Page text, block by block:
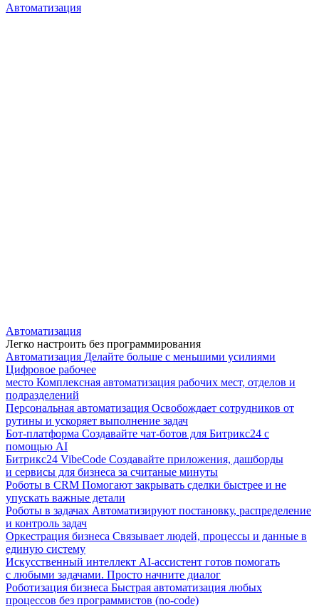
Автоматизация
Автоматизация
Легко настроить без программирования
Автоматизация Делайте больше с меньшими усилиями
Цифровое рабочее
место Комплексная автоматизация рабочих мест, отделов и
подразделений
Персональная автоматизация Освобождает сотрудников от
рутины и ускоряет выполнение задач
Бот-платформа Создавайте чат-ботов для Битрикс24 с
помощью AI
Битрикс24 VibeCode Создавайте приложения, дашборды
и сервисы для бизнеса за считаные минуты
Роботы в CRM Помогают закрывать сделки быстрее и не
упускать важные детали
Роботы в задачах Автоматизируют постановку, распределение
и контроль задач
Оркестрация бизнеса Связывает людей, процессы и данные в
единую систему
Искусственный интеллект AI-ассистент готов помогать
с любыми задачами. Просто начните диалог
Роботизация бизнеса Быстрая автоматизация любых
процессов без программистов (no-code)